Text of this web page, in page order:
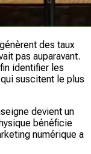
des taux
pas auparavant.
identifier les
suscitent le plus
devient un
bénéficie
numérique a